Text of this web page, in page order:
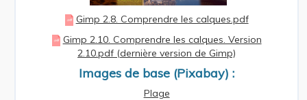
Gimp 2.8. Comprendre les calques.pdf
Gimp 2.10. Comprendre les calques. Version
2.10.pdf (dernière version de Gimp)
Images de base (Pixabay) :
Plage